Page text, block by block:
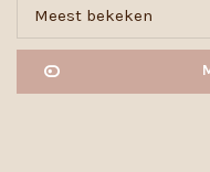
Meest bekeken